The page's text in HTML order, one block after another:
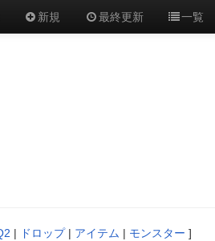
新規 最終更新 一覧
| ドロップ| アイテム | モンスター ]